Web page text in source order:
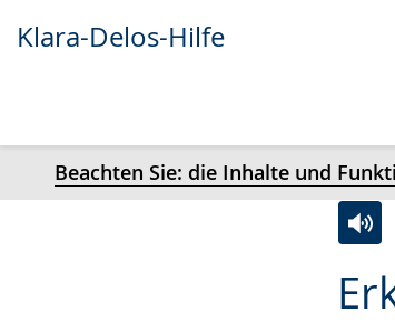
Abspielen
Pausieren
Klara-Delos-Hilfe
Beachten Sie: die Inhalte und
Video